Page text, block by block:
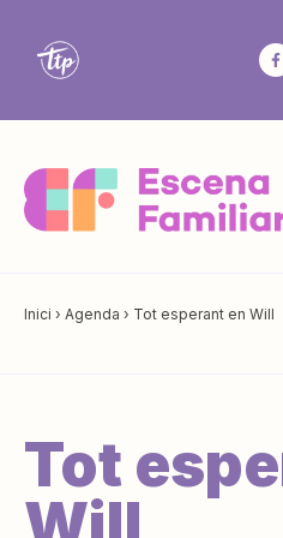
Inici › Agenda › Tot esperant en Will
Tot